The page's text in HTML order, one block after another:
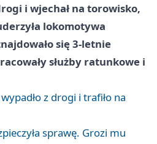
i wjechał na torowisko,
lokomotywa
się 3‑letnie
służby ratunkowe i
z drogi i trafiło na
sprawę. Grozi mu